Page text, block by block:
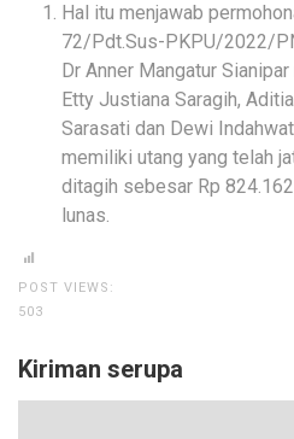
Hal itu menjawab
72/Pdt.Sus-PKPU/2022/
Dr Anner Mangatur
Etty Justiana Saragih,
Sarasati dan Dewi
memiliki utang yang telah
ditagih sebesar Rp
lunas.
POST VIEWS:
503
Kiriman serupa